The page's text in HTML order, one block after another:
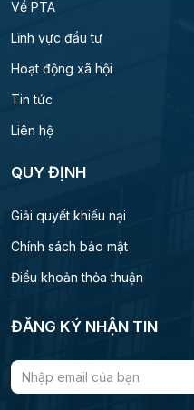
Về PTA
Lĩnh vực đầu tư
Hoạt động xã hội
Tin tức
Liên hệ
QUY ĐỊNH
Giải quyết khiếu nại
Chính sách bảo mật
Điều khoản thỏa thuận
ĐĂNG KÝ NHẬN TIN